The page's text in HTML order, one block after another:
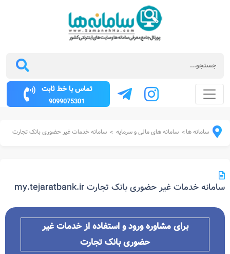
تماس با خط ثابت
9099075301
سامانه ها> سامانه های مالی و سرمایه > سامانه خدمات غیر حضوری بانک تجارت
سامانه خدمات غیر حضوری بانک تجارت my.tejaratbank.ir
برای مشاوره ورود و استفاده از خدمات غیر
حضوری بانک تجارت